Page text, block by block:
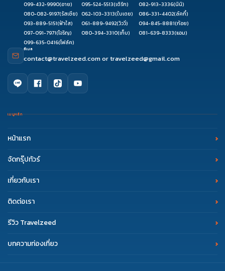
099-432-9990(อาย) 095-524-5513(เติร์ก) 082-913-3336(นินิ)
080-082-9197(รัสเซีย) 062-103-3313(ใบเตย) 086-331-4402(ลัคกี้)
093-889-5151(ฟ้าใส) 061-889-9492(วิววี่) 094-845-8881(ก้อย)
097-091-7971(โจริญ) 080-394-3310(เก็บ) 081-639-8333(แอม)
099-635-0416(โฟล์ค)
อีเมล
contact@travelzeed.comortravelzeed@gmail.com
เมนูหลัก
หน้าแรก
จัดกรุ๊ปทัวร์
เกี่ยวกับเรา
ติดต่อเรา
รีวิว Travelzeed
บทความท่องเที่ยว